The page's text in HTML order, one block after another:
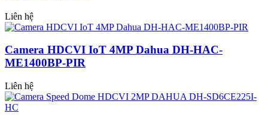
Liên hệ
Camera HDCVI IoT 4MP Dahua DH-HAC-
ME1400BP-PIR
Liên hệ